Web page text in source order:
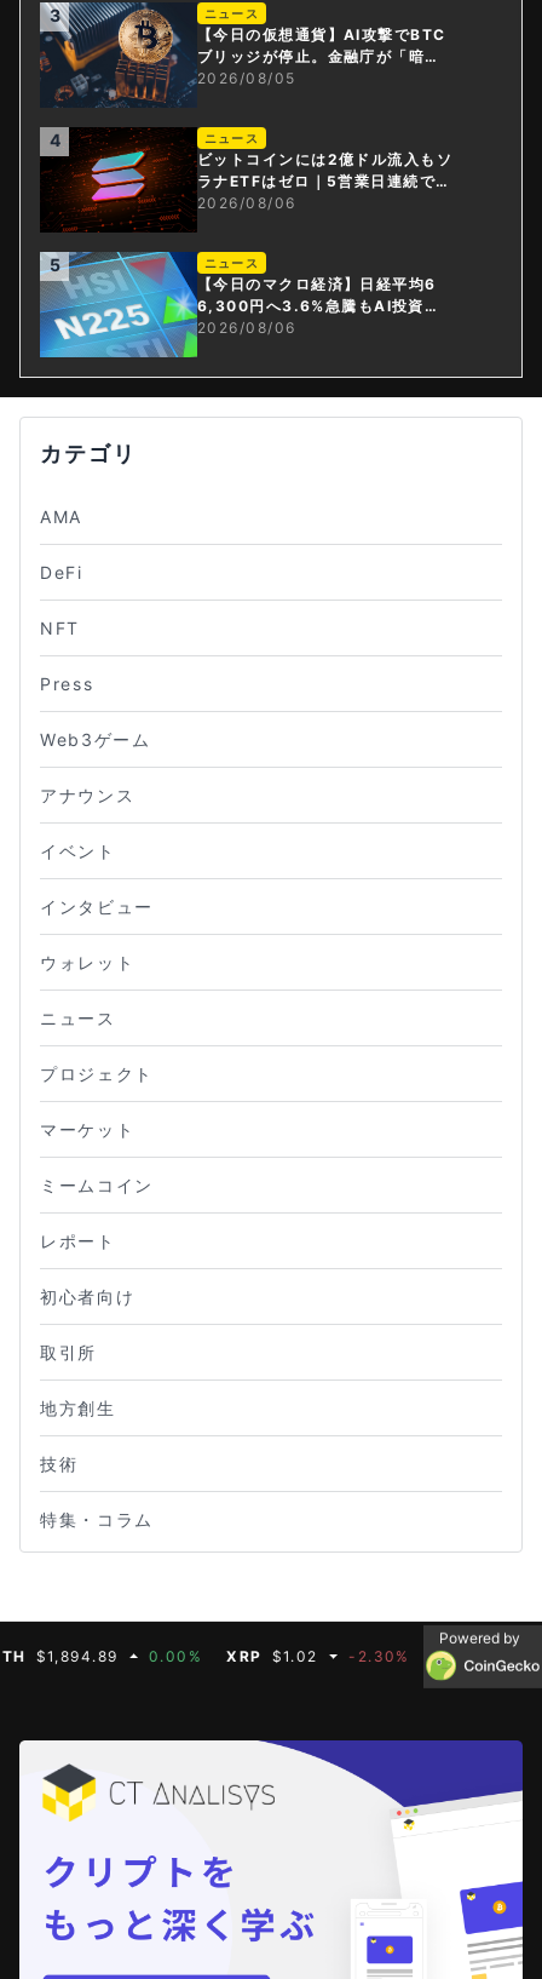
3 ニュース
【今日の仮想通貨】AI攻撃でBTC
ブリッジが停止。金融庁が「暗号
資産・ステーブルコイン課」新設
2026/08/05
4 ニュース
ビットコインには2億ドル流入もソ
ラナETFはゼロ｜5営業日連続で停
止
2026/08/06
5 ニュース
【今日のマクロ経済】日経平均6
6,300円へ3.6%急騰もAI投資回
収懸念が再燃
2026/08/06
カテゴリ
AMA
DeFi
NFT
Press
Web3ゲーム
アナウンス
イベント
インタビュー
ウォレット
ニュース
プロジェクト
マーケット
ミームコイン
レポート
初心者向け
取引所
地方創生
技術
特集・コラム
0.00% XRP $1.02 -2.30% BNB $587.07
Powered by